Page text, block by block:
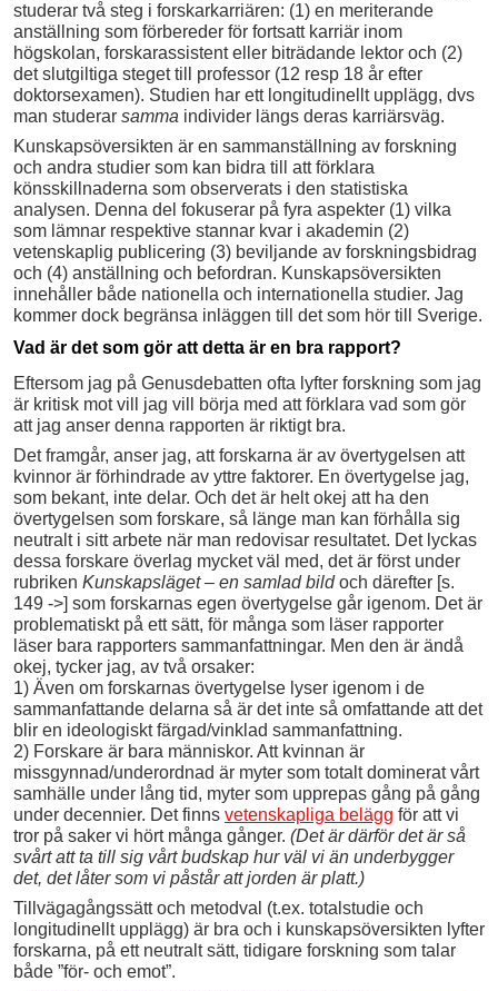
studerar två steg i forskarkarriären: (1) en meriterande
anställning som förbereder för fortsatt karriär inom
högskolan, forskarassistent eller biträdande lektor och (2)
det slutgiltiga steget till professor (12 resp 18 år efter
doktorsexamen). Studien har ett longitudinellt upplägg, dvs
man studerar samma individer längs deras karriärsväg.
Kunskapsöversikten är en sammanställning av forskning
och andra studier som kan bidra till att förklara
könsskillnaderna som observerats i den statistiska
analysen. Denna del fokuserar på fyra aspekter (1) vilka
som lämnar respektive stannar kvar i akademin (2)
vetenskaplig publicering (3) beviljande av forskningsbidrag
och (4) anställning och befordran. Kunskapsöversikten
innehåller både nationella och internationella studier. Jag
kommer dock begränsa inläggen till det som hör till Sverige.
Vad är det som gör att detta är en bra rapport?
Eftersom jag på Genusdebatten ofta lyfter forskning som jag
är kritisk mot vill jag vill börja med att förklara vad som gör
att jag anser denna rapporten är riktigt bra.
Det framgår, anser jag, att forskarna är av övertygelsen att
kvinnor är förhindrade av yttre faktorer. En övertygelse jag,
som bekant, inte delar. Och det är helt okej att ha den
övertygelsen som forskare, så länge man kan förhålla sig
neutralt i sitt arbete när man redovisar resultatet. Det lyckas
dessa forskare överlag mycket väl med, det är först under
rubriken Kunskapsläget – en samlad bildoch därefter [s.
149 ->] som forskarnas egen övertygelse går igenom. Det är
problematiskt på ett sätt, för många som läser rapporter
läser bara rapporters sammanfattningar. Men den är ändå
okej, tycker jag, av två orsaker:
1) Även om forskarnas övertygelse lyser igenom i de
sammanfattande delarna så är det inte så omfattande att det
blir en ideologiskt färgad/vinklad sammanfattning.
2) Forskare är bara människor. Att kvinnan är
missgynnad/underordnad är myter som totalt dominerat vårt
samhälle under lång tid, myter som upprepas gång på gång
under decennier. Det finns vetenskapliga belägg för att vi
tror på saker vi hört många gånger. (Det är därför det är så
svårt att ta till sig vårt budskap hur väl vi än underbygger
det, det låter som vi påstår att jorden är platt.)
Tillvägagångssätt och metodval (t.ex. totalstudie och
longitudinellt upplägg) är bra och i kunskapsöversikten lyfter
forskarna, på ett neutralt sätt, tidigare forskning som talar
både ”för- och emot”.